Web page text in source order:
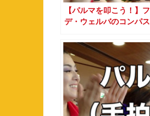
【パルマを叩こう！】
デ・ウェルバのコンパ